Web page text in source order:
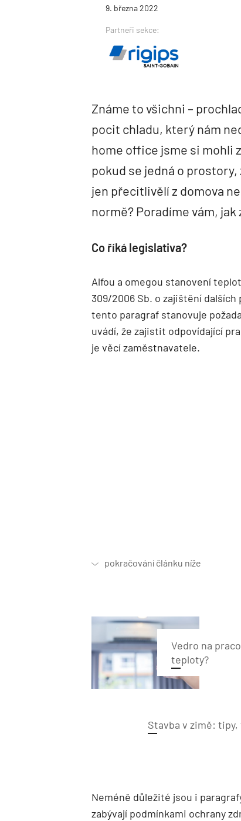
9. března 2022
Partneři sekce:
Známe to všichni –
pocit chladu, který nám
home office jsme si mohli
pokud se jedná o
jen přecitlivělí z domova
normě? Poradíme vám,
Co říká legislativa?
Alfou a omegou stanovení
309/2006 Sb. o zajištění
tento paragraf stanovuje
uvádí, že zajistit odpovídající
je věcí zaměstnavatele.
Vedro na
teploty?
Stavba v zimě: tipy,
Neméně důležité jsou i
zabývají podmínkami ochrany